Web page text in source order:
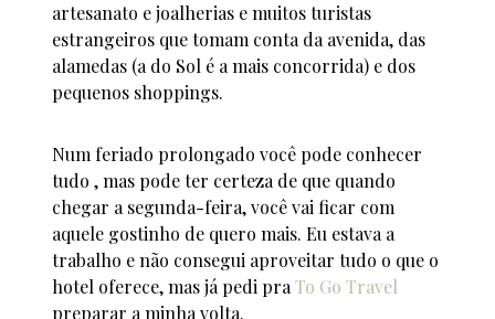
artesanato e joalherias e muitos turistas
estrangeiros que tomam conta da avenida, das
alamedas (a do Sol é a mais concorrida) e dos
pequenos shoppings.
Num feriado prolongado você pode conhecer
tudo , mas pode ter certeza de que quando
chegar a segunda-feira, você vai ficar com
aquele gostinho de quero mais. Eu estava a
trabalho e não consegui aproveitar tudo o que o
hotel oferece, mas já pedi praTo Go Travel
preparar a minha volta.